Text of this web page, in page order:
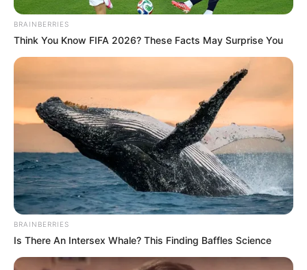
BRAINBERRIES
Think You Know FIFA 2026? These Facts May Surprise You
BRAINBERRIES
Is There An Intersex Whale? This Finding Baffles Science